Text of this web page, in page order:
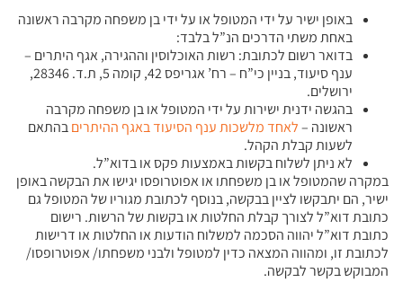
באופן ישיר על ידי המטופל או על ידי בן משפחה מקרבה ראשונה
באחת משתי הדרכים הנ”ל בלבד:
בדואר רשום לכתובת: רשות האוכלוסין וההגירה, אגף היתרים –
ענף סיעוד, בניין כי”ח – רח’ אגריפס 42, קומה 5, ת.ד. 28346,
ירושלים.
בהגשה ידנית ישירות על ידי המטופל או בן משפחה מקרבה
ראשונה –לאחד מלשכות ענף הסיעוד באגף ההיתריםבהתאם
לשעות קבלת הקהל.
לא ניתן לשלוח בקשות באמצעות פקס או בדוא”ל.
במקרה שהמטופל או בן משפחתו או אפוטרופסו יגישו את הבקשה באופן
ישיר, הם יתבקשו לציין בבקשה, בנוסף לכתובת מגוריו של המטופל גם
כתובת דוא”ל לצורך קבלת החלטות או בקשות של הרשות. רישום
כתובת דוא”ל יהווה הסכמה למשלוח הודעות או החלטות או דרישות
לכתובת זו, ומהווה המצאה כדין למטופל ולבני משפחתו/ אפוטרופסו/
המבוקש בקשר לבקשה.